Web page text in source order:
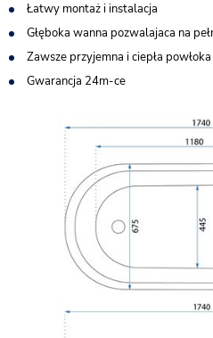
Łatwy montaż i instalacja
Głęboka wanna pozwalajaca na
Zawsze przyjemna i ciepła powłoka
Gwarancja 24m-ce